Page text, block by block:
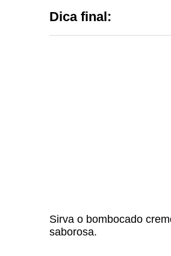
Dica final:
Sirva o bombocado
saborosa.